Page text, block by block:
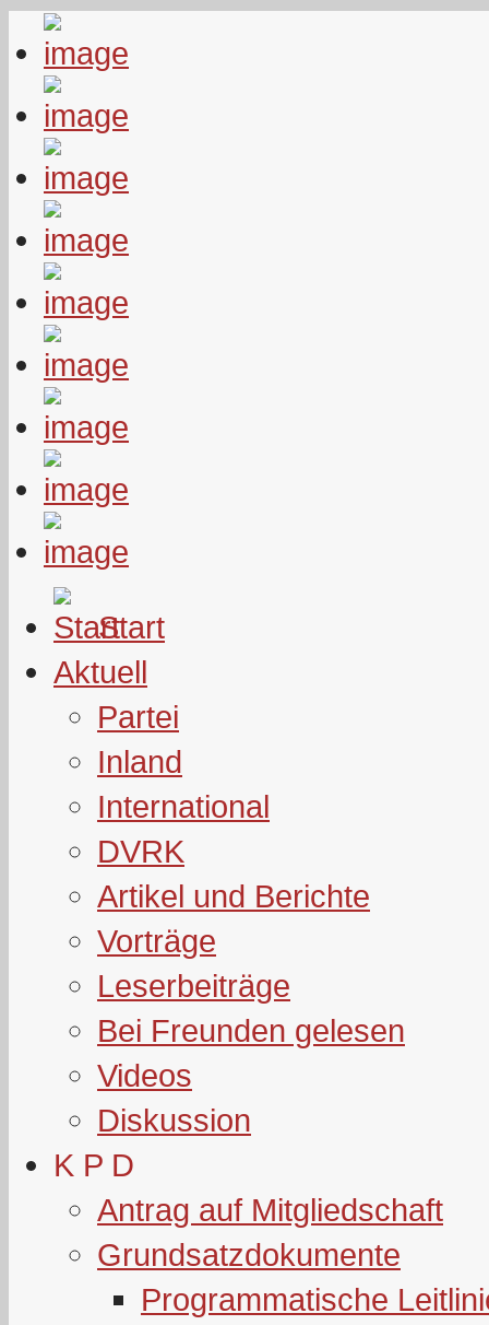
Start
Aktuell
Partei
Inland
International
DVRK
Artikel und Berichte
Vorträge
Leserbeiträge
Bei Freunden gelesen
Videos
Diskussion
K P D
Antrag auf Mitgliedschaft
Grundsatzdokumente
Programmatische